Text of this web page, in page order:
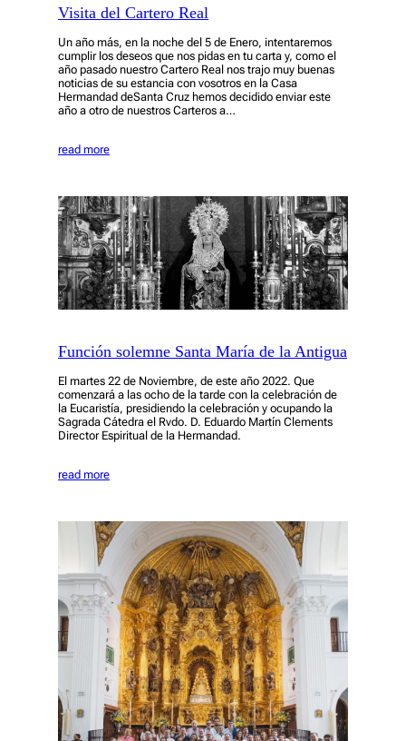
Visita del Cartero Real
Un año más, en la noche del 5 de Enero, intentaremos
cumplir los deseos que nos pidas en tu carta y, como el
año pasado nuestro Cartero Real nos trajo muy buenas
noticias de su estancia con vosotros en la Casa
Hermandad deSanta Cruz hemos decidido enviar este
año a otro de nuestros Carteros a…
read more
Función solemne Santa María de la Antigua
El martes 22 de Noviembre, de este año 2022. Que
comenzará a las ocho de la tarde con la celebración de
la Eucaristía, presidiendo la celebración y ocupando la
Sagrada Cátedra el Rvdo. D. Eduardo Martín Clements
Director Espiritual de la Hermandad.
read more